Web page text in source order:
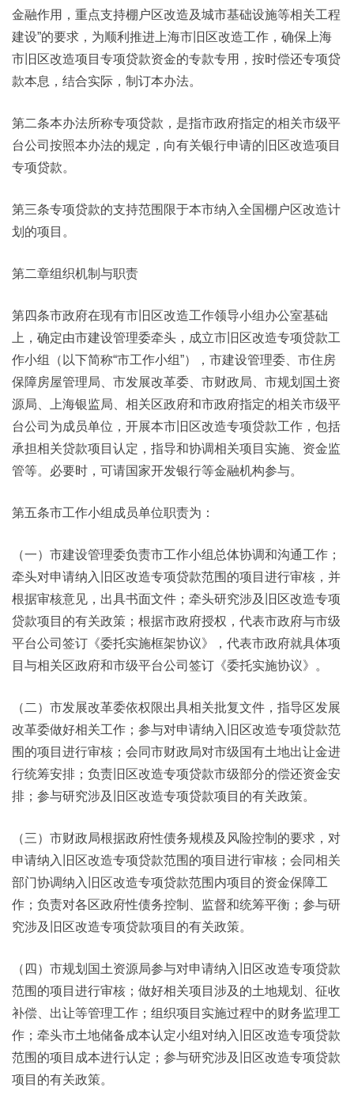
金融作用，重点支持棚户区改造及城市基础设施等相关工程
建设”的要求，为顺利推进上海市旧区改造工作，确保上海
市旧区改造项目专项贷款资金的专款专用，按时偿还专项贷
款本息，结合实际，制订本办法。
第二条本办法所称专项贷款，是指市政府指定的相关市级平
台公司按照本办法的规定，向有关银行申请的旧区改造项目
专项贷款。
第三条专项贷款的支持范围限于本市纳入全国棚户区改造计
划的项目。
第二章组织机制与职责
第四条市政府在现有市旧区改造工作领导小组办公室基础
上，确定由市建设管理委牵头，成立市旧区改造专项贷款工
作小组（以下简称“市工作小组”），市建设管理委、市住房
保障房屋管理局、市发展改革委、市财政局、市规划国土资
源局、上海银监局、相关区政府和市政府指定的相关市级平
台公司为成员单位，开展本市旧区改造专项贷款工作，包括
承担相关贷款项目认定，指导和协调相关项目实施、资金监
管等。必要时，可请国家开发银行等金融机构参与。
第五条市工作小组成员单位职责为：
（一）市建设管理委负责市工作小组总体协调和沟通工作；
牵头对申请纳入旧区改造专项贷款范围的项目进行审核，并
根据审核意见，出具书面文件；牵头研究涉及旧区改造专项
贷款项目的有关政策；根据市政府授权，代表市政府与市级
平台公司签订《委托实施框架协议》，代表市政府就具体项
目与相关区政府和市级平台公司签订《委托实施协议》。
（二）市发展改革委依权限出具相关批复文件，指导区发展
改革委做好相关工作；参与对申请纳入旧区改造专项贷款范
围的项目进行审核；会同市财政局对市级国有土地出让金进
行统筹安排；负责旧区改造专项贷款市级部分的偿还资金安
排；参与研究涉及旧区改造专项贷款项目的有关政策。
（三）市财政局根据政府性债务规模及风险控制的要求，对
申请纳入旧区改造专项贷款范围的项目进行审核；会同相关
部门协调纳入旧区改造专项贷款范围内项目的资金保障工
作；负责对各区政府性债务控制、监督和统筹平衡；参与研
究涉及旧区改造专项贷款项目的有关政策。
（四）市规划国土资源局参与对申请纳入旧区改造专项贷款
范围的项目进行审核；做好相关项目涉及的土地规划、征收
补偿、出让等管理工作；组织项目实施过程中的财务监理工
作；牵头市土地储备成本认定小组对纳入旧区改造专项贷款
范围的项目成本进行认定；参与研究涉及旧区改造专项贷款
项目的有关政策。